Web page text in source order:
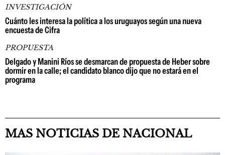
INVESTIGACIÓN
Cuánto les interesa la política a los uruguayos según una nueva
encuesta de Cifra
PROPUESTA
Delgado y Manini Ríos se desmarcan de propuesta de Heber sobre
dormir en la calle; el candidato blanco dijo que no estará en el
programa
MAS NOTICIAS DE NACIONAL